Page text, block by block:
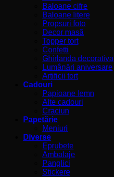
Baloane cifre
Baloane litere
Propsuri foto
Decor masă
Topper tort
Confetti
Ghirlanda decorativa
Lumânări aniversare
Artificii tort
Cadouri
Papioane lemn
Alte cadouri
Craciun
Papetărie
Meniuri
Diverse
Eprubete
Ambalaje
Panglici
Stickere